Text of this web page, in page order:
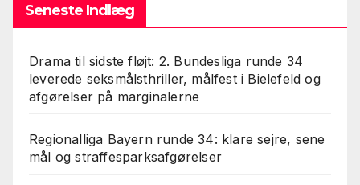
Seneste Indlæg
Drama til sidste fløjt: 2. Bundesliga runde 34
leverede seksmålsthriller, målfest i Bielefeld og
afgørelser på marginalerne
Regionalliga Bayern runde 34: klare sejre, sene
mål og straffesparksafgørelser